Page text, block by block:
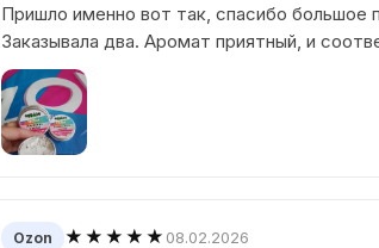
Пришло именно вот так, спасибо большое
Заказывала два. Аромат приятный, и
Ozon ★★★★★ 08.02.2026